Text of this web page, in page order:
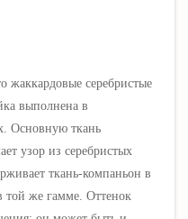
жаккардовые серебристые
выполнена в
Основную ткань
узор из серебристых
ткань-компаньон в
той же гамме. Оттенок